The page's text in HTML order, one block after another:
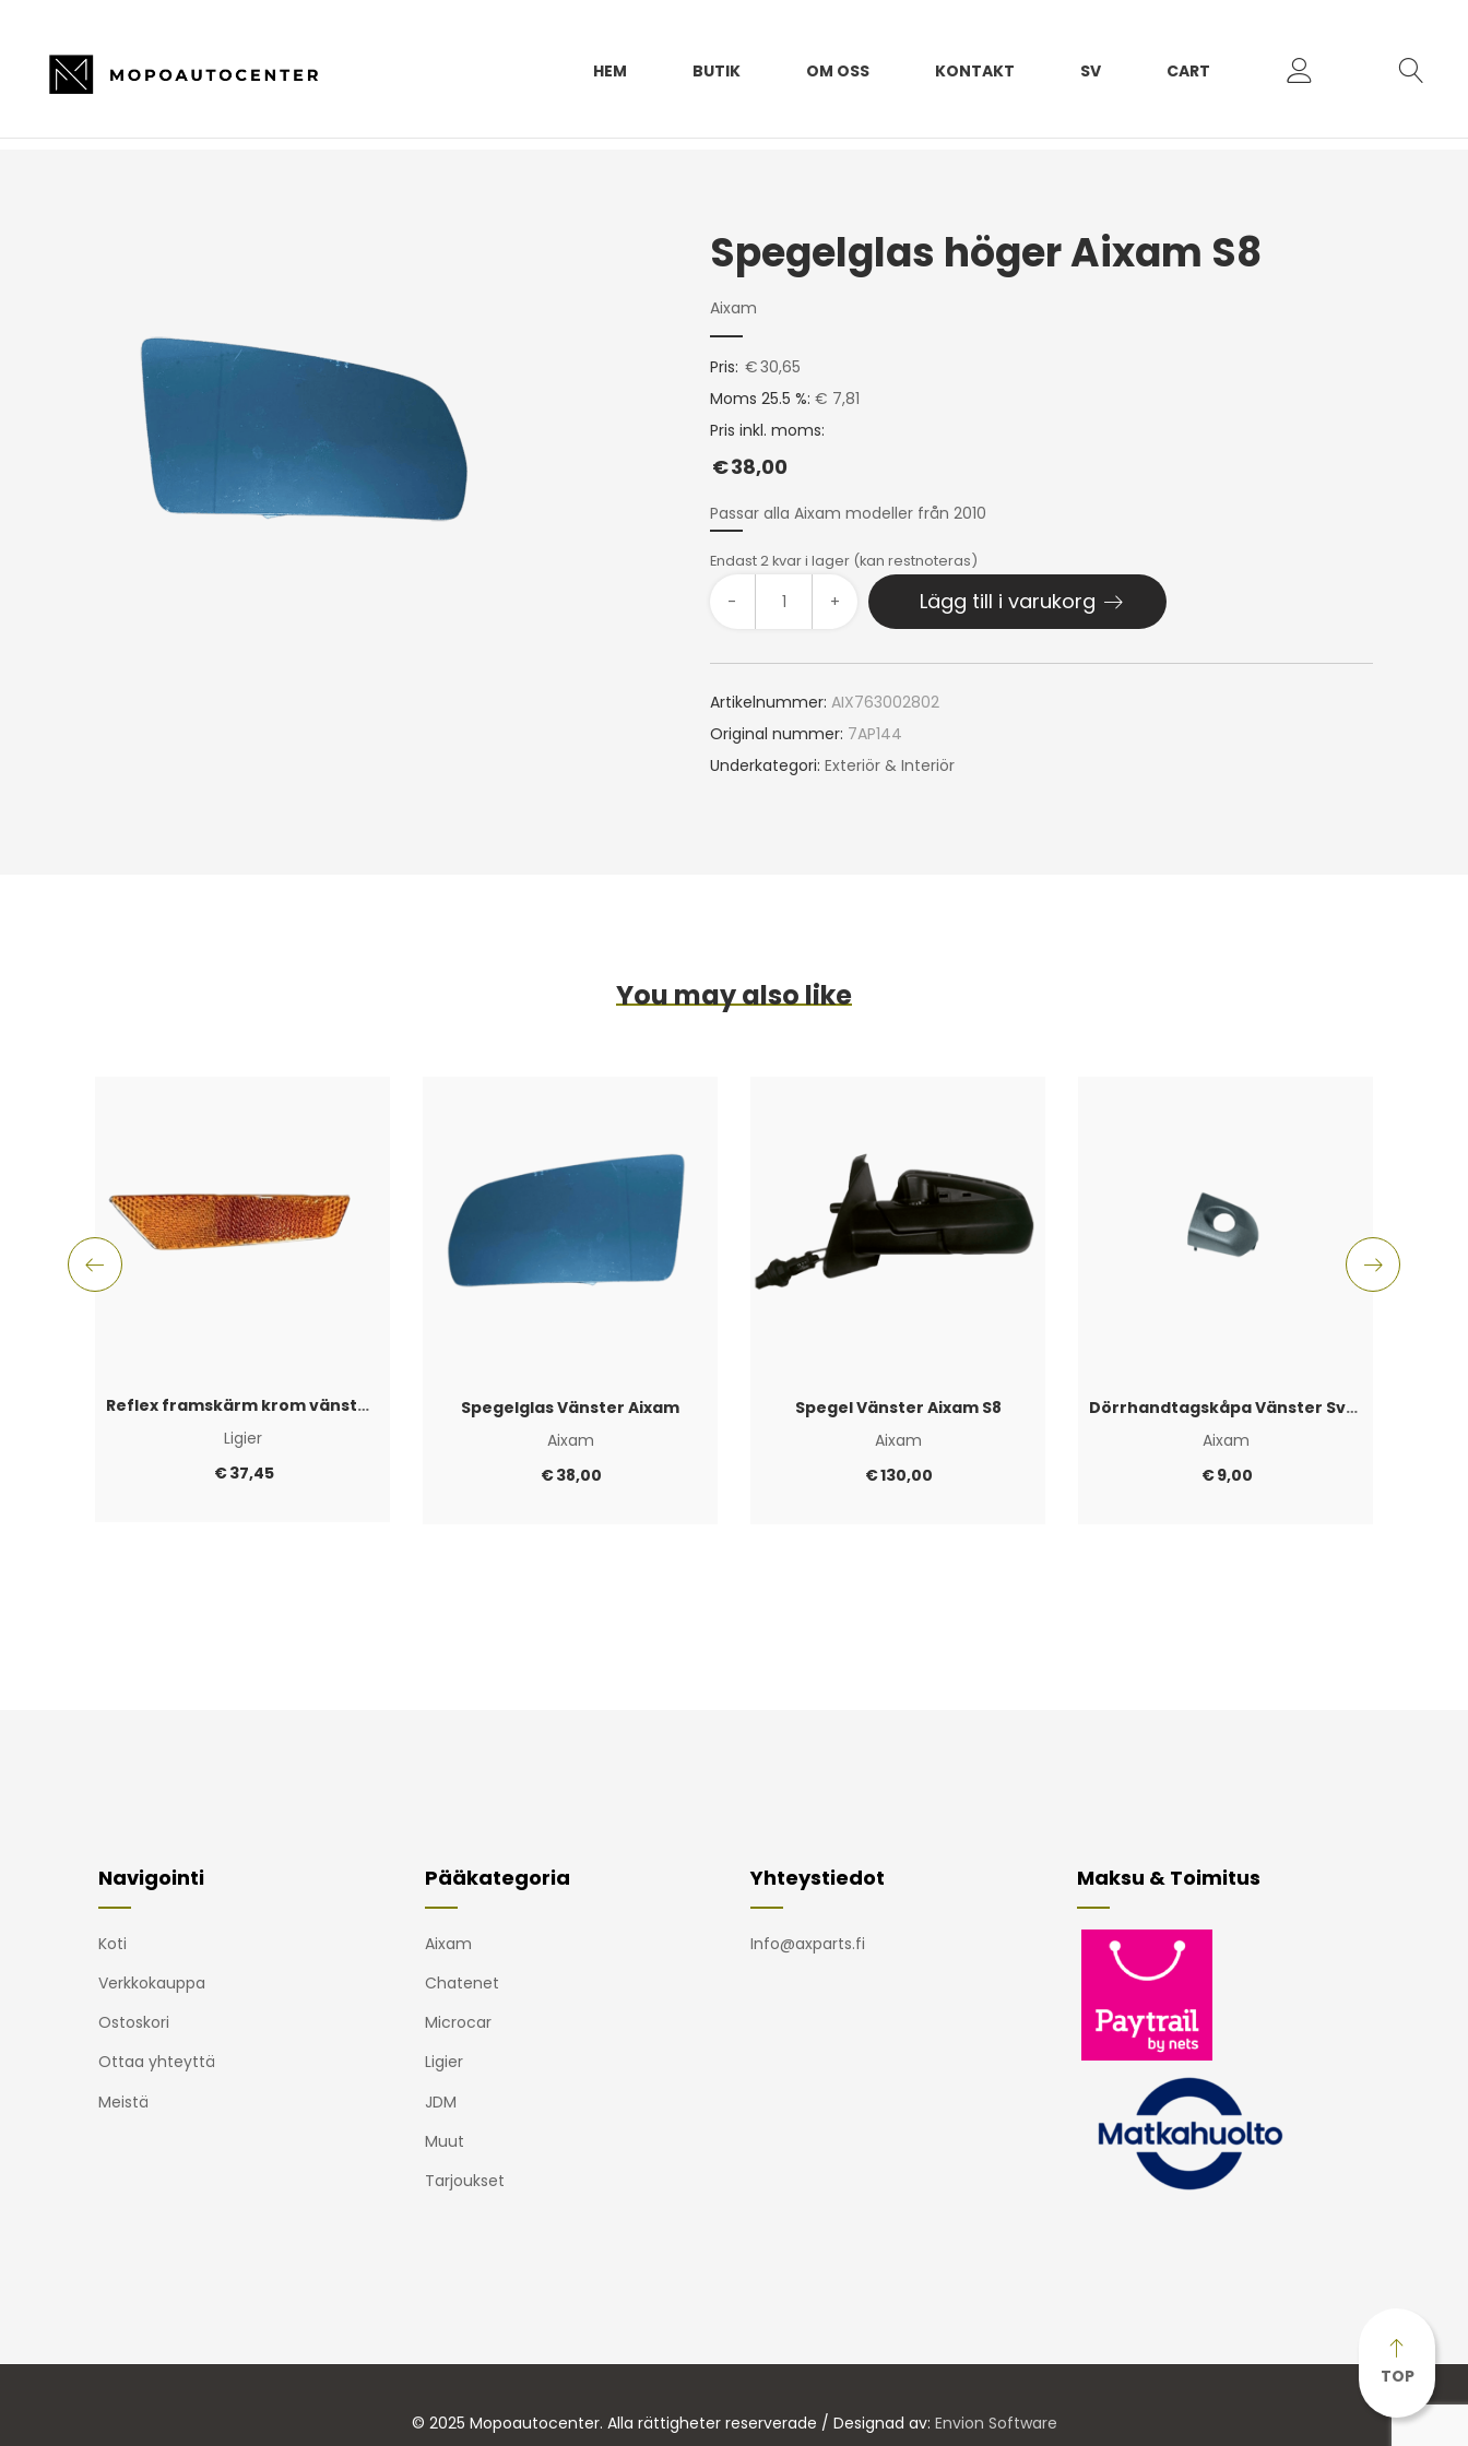
HEM BUTIK OM OSS KONTAKT SV CART
Spegelglas höger Aixam S8
Aixam
Pris: €30,65
Moms 25.5 %: € 7,81
Pris inkl. moms:
€38,00
Passar alla Aixam modeller från 2010
Endast 2 kvar i lager (kan restnoteras)
- + Lägg till i varukorg
Artikelnummer: AIX763002802
Original nummer: 7AP144
Underkategori: Exteriör & Interiör
You may also like
Reflex framskärm krom vänster Ligier JS50 2017+
Ligier
€37,45
Spegelglas Vänster Aixam
Aixam
€38,00
Spegel Vänster Aixam S8
Aixam
€130,00
Dörrhandtagskåpa Vänster Svart Aixam 2010+
Aixam
€9,00
Navigointi
Koti
Verkkokauppa
Ostoskori
Ottaa yhteyttä
Meistä
Pääkategoria
Aixam
Chatenet
Microcar
Ligier
JDM
Muut
Tarjoukset
Yhteystiedot
Info@axparts.fi
Maksu & Toimitus
TOP
© 2025 Mopoautocenter. Alla rättigheter reserverade / Designad av: Envion Software